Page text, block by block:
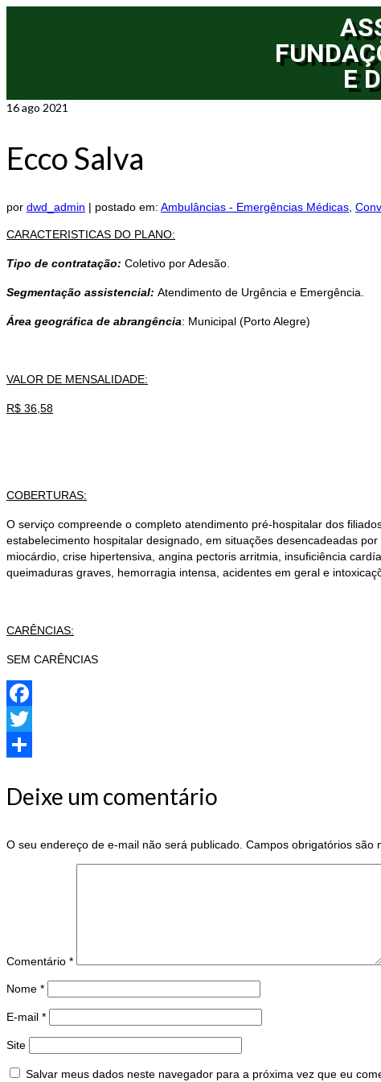
E
16ago 2021
Ecco Salva
por dwd_admin | postado em: Ambulâncias - Emergências Médicas
CARACTERISTICAS DO PLANO:
Tipo de contratação: Coletivo por Adesão.
Segmentação assistencial: Atendimento de Urgência e Emergência.
Área geográfica de abrangência: Municipal (Porto Alegre)
VALOR DE MENSALIDADE:
R$ 36,58
COBERTURAS:
O serviço compreende o completo atendimento pré-hospitalar dos
estabelecimento hospitalar designado, em situações desencadeadas
miocárdio, crise hipertensiva, angina pectoris arritmia, insuficiência
queimaduras graves, hemorragia intensa, acidentes em geral e
CARÊNCIAS:
SEM CARÊNCIAS
Facebook
Twitter
Deixe um comentário
O seu endereço de e-mail não será publicado. Campos obrigatórios são
Comentário *
Nome *
E-mail *
Site
Salvar meus dados neste navegador para a próxima vez que eu